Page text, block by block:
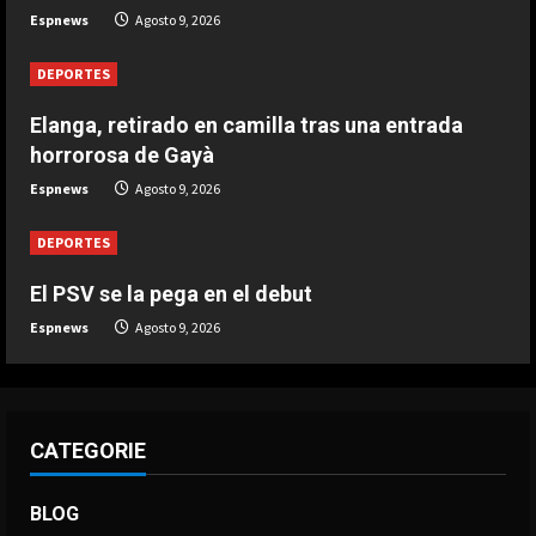
4 Agosto 9, 2026
5 Agosto 9, 2026
Espnews Agosto 9, 2026
DEPORTES
Elanga, retirado en camilla tras una entrada
horrorosa de Gayà
Espnews Agosto 9, 2026
DEPORTES
El PSV se la pega en el debut
Espnews Agosto 9, 2026
CATEGORIE
BLOG